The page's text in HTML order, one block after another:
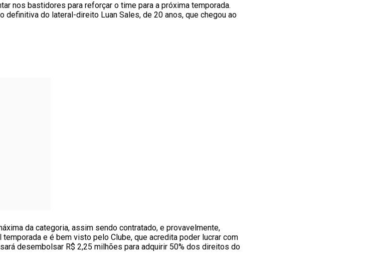
nos bastidores para reforçar o time para a próxima temporada.
definitiva do lateral-direito Luan Sales, de 20 anos, que chegou ao
da categoria, assim sendo contratado, e provavelmente,
e é bem visto pelo Clube, que acredita poder lucrar com
desembolsar R$ 2,25 milhões para adquirir 50% dos direitos do